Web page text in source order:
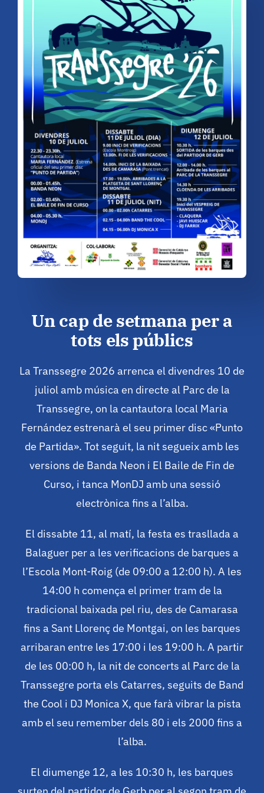
Un cap de setmana per a
tots els públics
La Transsegre 2026 arrenca el divendres 10 de
juliol amb música en directe al Parc de la
Transsegre, on la cantautora local Maria
Fernández estrenarà el seu primer disc «Punto
de Partida». Tot seguit, la nit segueix amb les
versions de Banda Neon i El Baile de Fin de
Curso, i tanca MonDJ amb una sessió
electrònica fins a l’alba.
El dissabte 11, al matí, la festa es trasllada a
Balaguer per a les verificacions de barques a
l’Escola Mont-Roig (de 09:00 a 12:00 h). A les
14:00 h comença el primer tram de la
tradicional baixada pel riu, des de Camarasa
fins a Sant Llorenç de Montgai, on les barques
arribaran entre les 17:00 i les 19:00 h. A partir
de les 00:00 h, la nit de concerts al Parc de la
Transsegre porta els Catarres, seguits de Band
the Cool i DJ Monica X, que farà vibrar la pista
amb el seu remember dels 80 i els 2000 fins a
l’alba.
El diumenge 12, a les 10:30 h, les barques